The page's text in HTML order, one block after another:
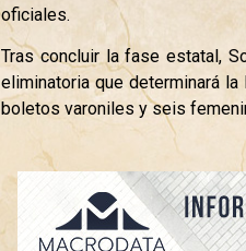
oficiales.
Tras concluir la fase estatal,
eliminatoria que determinará
boletos varoniles y seis